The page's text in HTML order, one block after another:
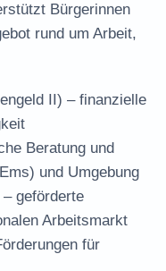
Bürgerinnen
rund um Arbeit,
II) – finanzielle
Beratung und
und Umgebung
– geförderte
Arbeitsmarkt
für